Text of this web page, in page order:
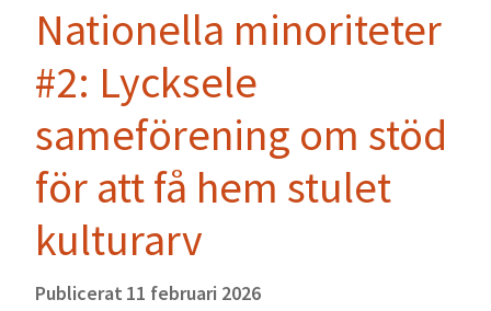
Nationella minoriteter
#2: Lycksele
sameförening om stöd
för att få hem stulet
kulturarv
Publicerat 11 februari 2026